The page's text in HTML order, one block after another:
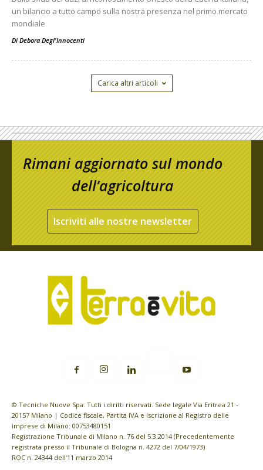
un bilancio a tutto campo sulla nostra presenza nel primo mercato
mondiale
Di Debora Degl'Innocenti
Carica altri articoli
Rimani aggiornato sul mondo
dell’agricoltura
Iscriviti alle nostre newsletter
© Tecniche Nuove Spa. Tutti i diritti riservati. Sede legale Via Eritrea 21 -
20157 Milano | Codice fiscale, Partita IVA e Iscrizione al Registro delle
imprese di Milano: 00753480151
Registrazione Tribunale di Milano n. 76 del 5.3.2014 (Precedentemente
registrata presso il Tribunale di Bologna n. 4272 del 7/04/1973)
ROC n. 24344 dell’11 marzo 2014